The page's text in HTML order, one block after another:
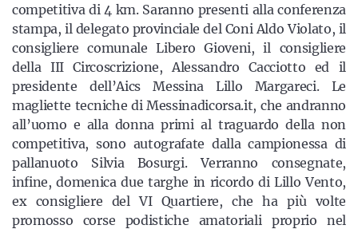
competitiva di 4 km. Saranno presenti alla conferenza
stampa, il delegato provinciale del Coni Aldo Violato, il
consigliere comunale Libero Gioveni, il consigliere
della III Circoscrizione, Alessandro Cacciotto ed il
presidente dell’Aics Messina Lillo Margareci. Le
magliette tecniche di Messinadicorsa.it, che andranno
all’uomo e alla donna primi al traguardo della non
competitiva, sono autografate dalla campionessa di
pallanuoto Silvia Bosurgi. Verranno consegnate,
infine, domenica due targhe in ricordo di Lillo Vento,
ex consigliere del VI Quartiere, che ha più volte
promosso corse podistiche amatoriali proprio nel